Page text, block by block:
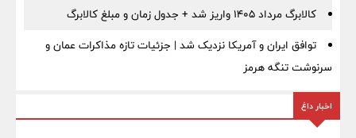
کالابرگ مرداد ۱۴۰۵ واریز شد + جدول زمان و مبلغ کالابرگ
توافق ایران و آمریکا نزدیک شد | جزئیات تازه مذاکرات عمان و
سرنوشت تنگه هرمز
اخبار داغ